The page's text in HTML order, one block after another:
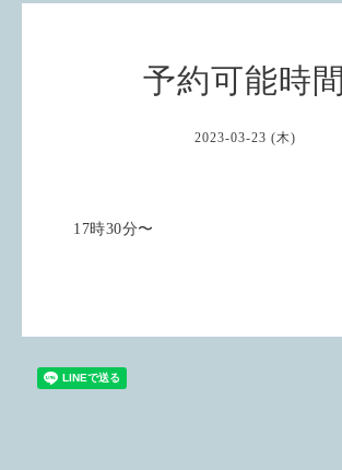
予約可能時間
2023-03-23 (木)
17時30分〜